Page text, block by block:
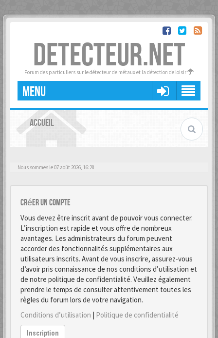
DETECTEUR.NET
Forum des particuliers sur le détecteur de métaux et la détection de loisir
MENU
ACCUEIL
Nous sommes le 07 août 2026, 16:28
Créer un Compte
Vous devez être inscrit avant de pouvoir vous connecter.
L’inscription est rapide et vous offre de nombreux
avantages. Les administrateurs du forum peuvent
accorder des fonctionnalités supplémentaires aux
utilisateurs inscrits. Avant de vous inscrire, assurez-vous
d’avoir pris connaissance de nos conditions d’utilisation et
de notre politique de confidentialité. Veuillez également
prendre le temps de consulter attentivement toutes les
règles du forum lors de votre navigation.
Conditions d’utilisation | Politique de confidentialité
Inscription